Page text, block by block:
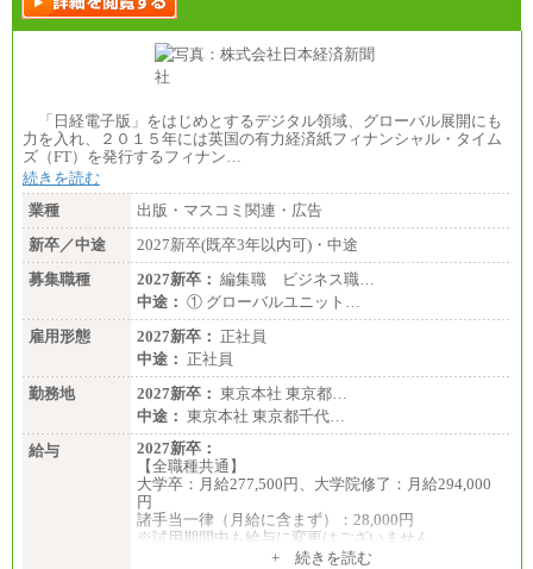
「日経電子版」をはじめとするデジタル領域、グローバル展開にも
力を入れ、２０１５年には英国の有力経済紙フィナンシャル・タイム
ズ（FT）を発行するフィナン…
続きを読む
業種
出版・マスコミ関連・広告
新卒／中途
2027新卒(既卒3年以内可)・中途
募集職種
2027新卒： 編集職 ビジネス職…
中途： ① グローバルユニット…
雇用形態
2027新卒： 正社員
中途： 正社員
勤務地
2027新卒： 東京本社 東京都…
中途： 東京本社 東京都千代…
給与
2027新卒：
【全職種共通】
大学卒：月給277,500円、大学院修了：月給294,000
円
諸手当一律（月給に含まず）：28,000円
※試用期間中も給与に変更はございません
+ 続きを読む